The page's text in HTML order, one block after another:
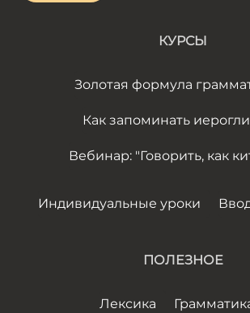
КУРСЫ
Золотая формула
Как запоминать
Вебинар: "Говорить, как
Индивидуальные уроки
ПОЛЕЗНОЕ
Лексика